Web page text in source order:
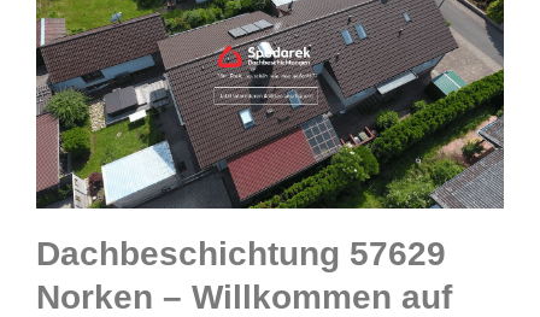
Dachbeschichtung 57629
Norken – Willkommen auf